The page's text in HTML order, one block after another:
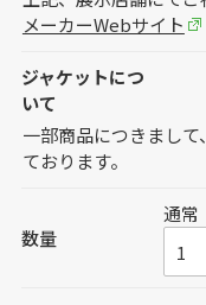
メーカーWebサイト
ジャケットにつ
いて
一部商品につきまし
ております。
数量
通常